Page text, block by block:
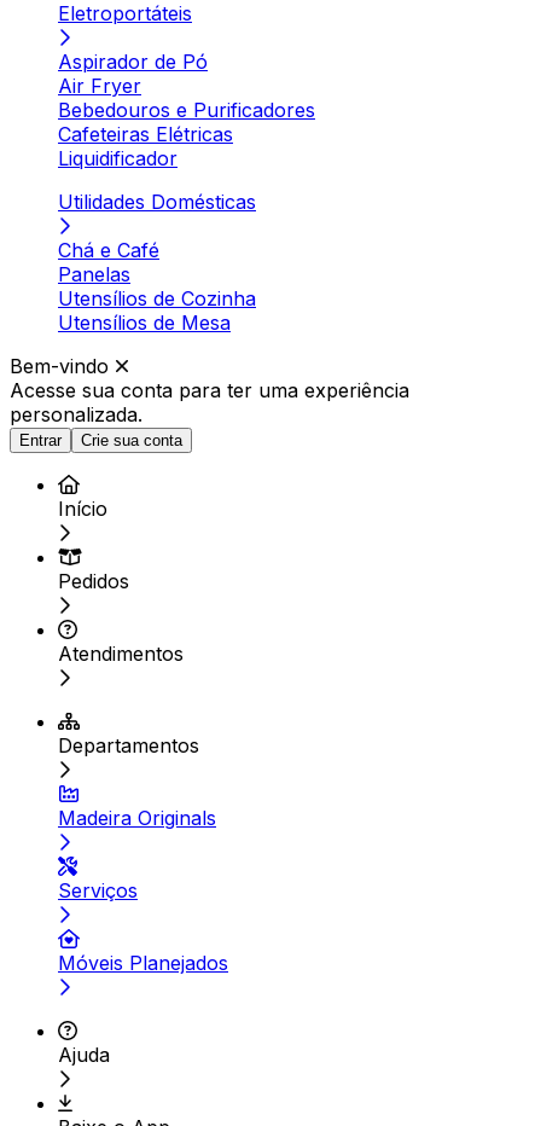
Eletroportáteis
Aspirador de Pó
Air Fryer
Bebedouros e Purificadores
Cafeteiras Elétricas
Liquidificador
Utilidades Domésticas
Chá e Café
Panelas
Utensílios de Cozinha
Utensílios de Mesa
Bem-vindo
Acesse sua conta para ter uma experiência
personalizada.
Entrar Crie sua conta
Início
Pedidos
Atendimentos
Departamentos
Madeira Originals
Serviços
Móveis Planejados
Ajuda